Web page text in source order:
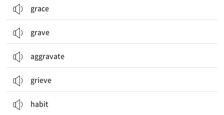
grace
grave
aggravate
grieve
habit